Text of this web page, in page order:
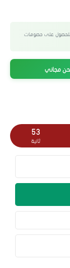
52
ثانية
على خصومات